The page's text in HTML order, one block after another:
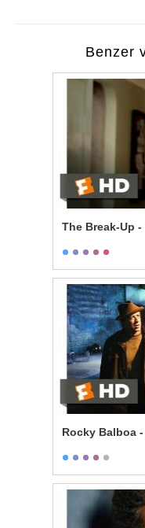
Benzer
The Break-Up -
Rocky Balboa